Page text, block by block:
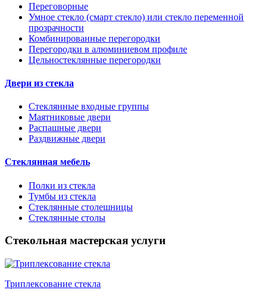
Переговорные
Умное стекло (смарт стекло) или стекло переменной
прозрачности
Комбинированные перегородки
Перегородки в алюминиевом профиле
Цельностеклянные перегородки
Двери из стекла
Стеклянные входные группы
Маятниковые двери
Распашные двери
Раздвижные двери
Стеклянная мебель
Полки из стекла
Тумбы из стекла
Стеклянные столешницы
Стеклянные столы
Стекольная мастерская услуги
Триплексование стекла